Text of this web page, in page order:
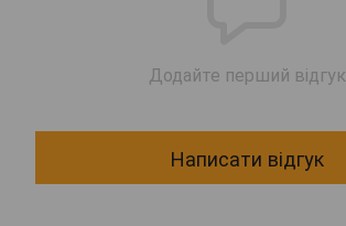
Додайте перший відгук
Написати відгук